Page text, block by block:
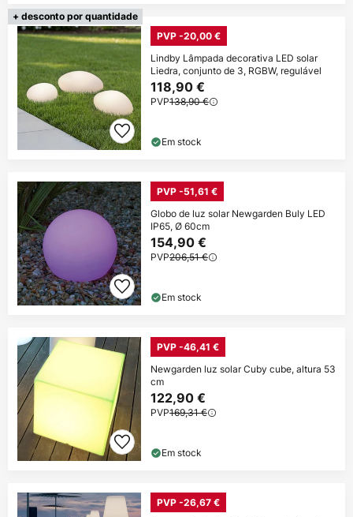
+ desconto por quantidade
PVP -20,00 €
Lindby Lâmpada decorativa LED solar
Liedra, conjunto de 3, RGBW, regulável
118,90 €
PVP138,90 €
Em stock
PVP -51,61 €
Globo de luz solar Newgarden Buly LED
IP65, Ø 60cm
154,90 €
PVP206,51 €
Em stock
PVP -46,41 €
Newgarden luz solar Cuby cube, altura 53
cm
122,90 €
PVP169,31 €
Em stock
PVP -26,67 €